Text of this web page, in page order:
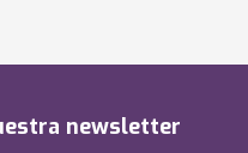
newsletter